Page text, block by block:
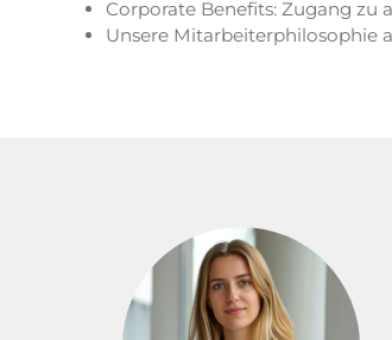
Corporate Benefits: Zugang zu
Unsere Mitarbeiterphilosophie